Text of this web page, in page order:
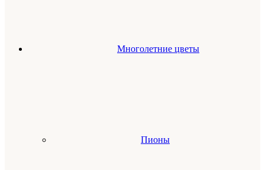
Многолетние цветы
Пионы